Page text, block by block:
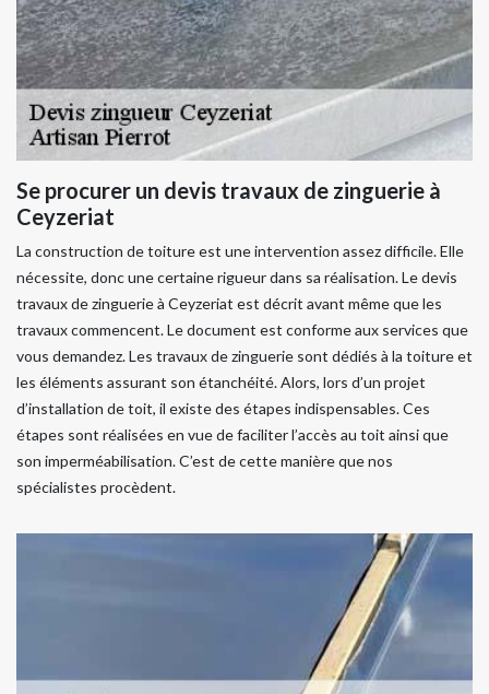
Se procurer un devis travaux de zinguerie à
Ceyzeriat
La construction de toiture est une intervention assez difficile. Elle
nécessite, donc une certaine rigueur dans sa réalisation. Le devis
travaux de zinguerie à Ceyzeriat est décrit avant même que les
travaux commencent. Le document est conforme aux services que
vous demandez. Les travaux de zinguerie sont dédiés à la toiture et
les éléments assurant son étanchéité. Alors, lors d’un projet
d’installation de toit, il existe des étapes indispensables. Ces
étapes sont réalisées en vue de faciliter l’accès au toit ainsi que
son imperméabilisation. C’est de cette manière que nos
spécialistes procèdent.